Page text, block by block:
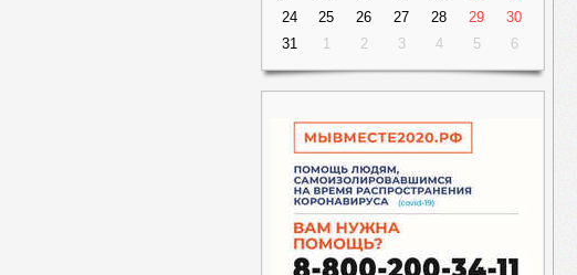
24
25 26 27 28 29
30
31
1 2 3 4 5 6